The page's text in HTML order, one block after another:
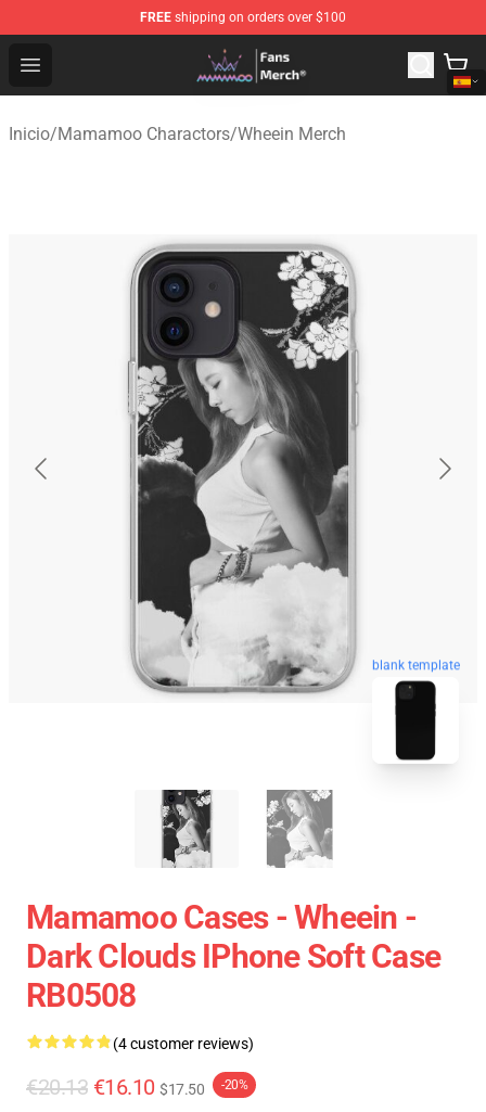
FREE shipping on orders over $100
Open menu
Mamamoo Store - Official Mamamoo Merchandise Shop
Inicio/Mamamoo Charactors/Wheein Merch
blank template
Mamamoo Cases - Wheein -
Dark Clouds IPhone Soft Case
RB0508
(4 customer reviews)
€20.13 €16.10 $17.50 -20%